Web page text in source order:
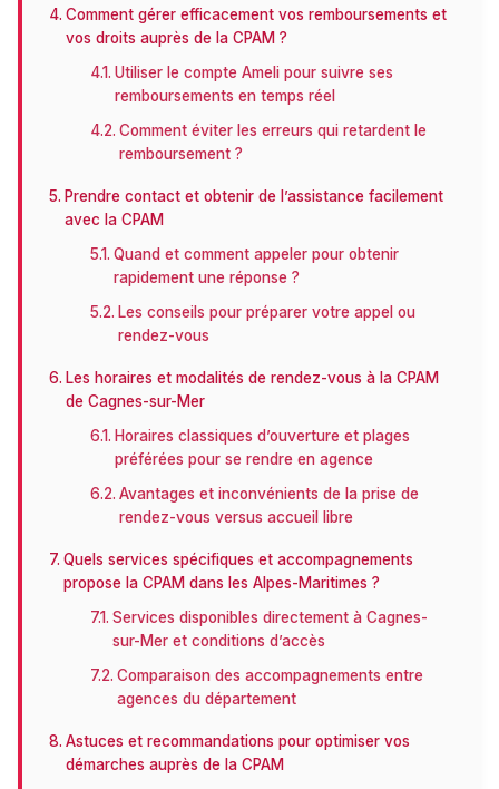
Comment gérer efficacement vos remboursements et
vos droits auprès de la CPAM ?
Utiliser le compte Ameli pour suivre ses
remboursements en temps réel
Comment éviter les erreurs qui retardent le
remboursement ?
Prendre contact et obtenir de l’assistance facilement
avec la CPAM
Quand et comment appeler pour obtenir
rapidement une réponse ?
Les conseils pour préparer votre appel ou
rendez-vous
Les horaires et modalités de rendez-vous à la CPAM
de Cagnes-sur-Mer
Horaires classiques d’ouverture et plages
préférées pour se rendre en agence
Avantages et inconvénients de la prise de
rendez-vous versus accueil libre
Quels services spécifiques et accompagnements
propose la CPAM dans les Alpes-Maritimes ?
Services disponibles directement à Cagnes-
sur-Mer et conditions d’accès
Comparaison des accompagnements entre
agences du département
Astuces et recommandations pour optimiser vos
démarches auprès de la CPAM